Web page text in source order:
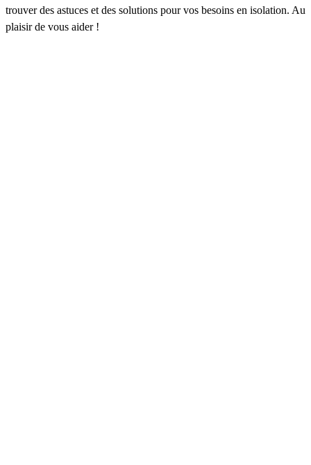
trouver des astuces et des solutions pour vos besoins en isolation. Au
plaisir de vous aider !